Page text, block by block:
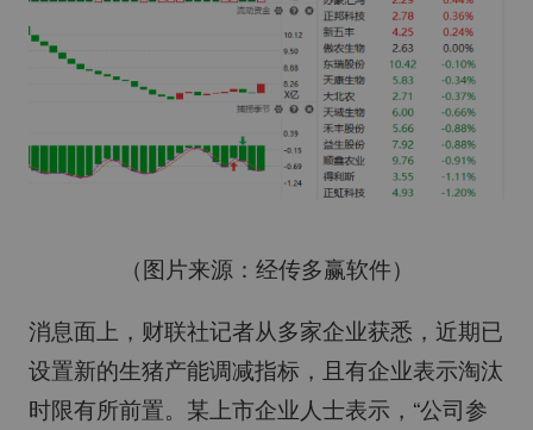
（图片来源：经传多赢软件）
消息面上，财联社记者从多家企业获悉，近期已
设置新的生猪产能调减指标，且有企业表示淘汰
时限有所前置。某上市企业人士表示，“公司参